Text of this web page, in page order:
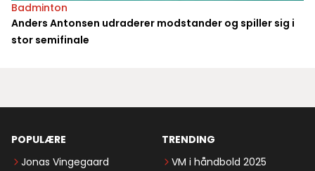
Badminton
Anders Antonsen udraderer modstander og spiller sig i
stor semifinale
POPULÆRE
Jonas Vingegaard
TRENDING
VM i håndbold 2025